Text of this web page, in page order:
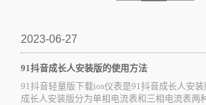
2023-06-27
91抖音成长人安装版的使用方法
91抖音轻量版下载ios仪表是91抖音成长人安
成长人安装版分为单相电流表和三相电流表